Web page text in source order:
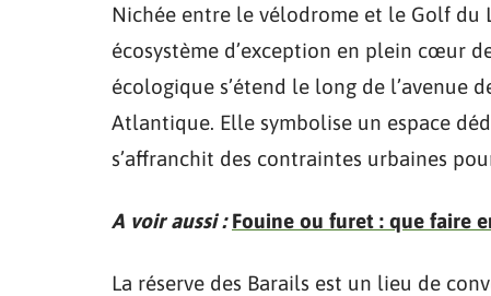
Nichée entre le vélodrome et le Golf du
écosystème d’exception en plein cœur
écologique s’étend le long de l’avenue
Atlantique. Elle symbolise un espace
s’affranchit des contraintes urbaines
A voir aussi : Fouine ou furet : que faire
La réserve des Barails est un lieu de